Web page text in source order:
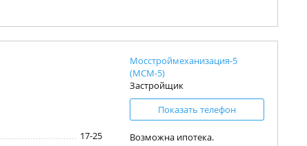
17-25
Мосстроймеханизация-5
(МСМ-5)
Застройщик
Показать телефон
Возможна ипотека.